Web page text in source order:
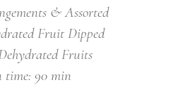
& Assorted
Fruit Dipped
Fruits
time: 90 min